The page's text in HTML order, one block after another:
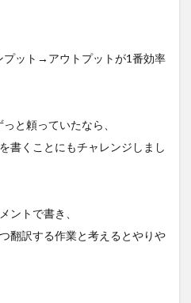
ット→アウトプットが1番効率
と頼っていたなら、
書くことにもチャレンジしまし
ントで書き、
翻訳する作業と考えるとやりや